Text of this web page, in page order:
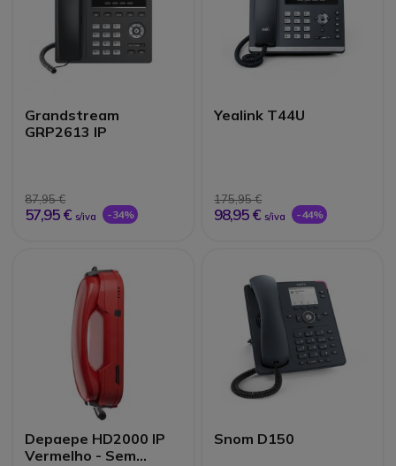
Grandstream
GRP2613 IP
87,95 €
57,95 € s/iva -34%
Yealink T44U
175,95 €
98,95 € s/iva -44%
Depaepe HD2000 IP
Vermelho - Sem
Snom D150